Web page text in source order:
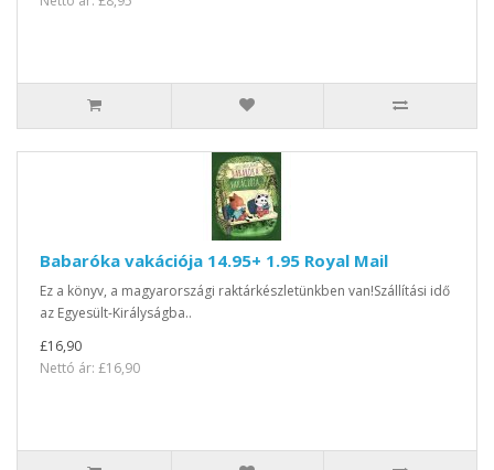
Babaróka vakációja 14.95+ 1.95 Royal Mail
Ez a könyv, a magyarországi raktárkészletünkben van!Szállítási idő
az Egyesült-Királyságba..
£16,90
Nettó ár: £16,90